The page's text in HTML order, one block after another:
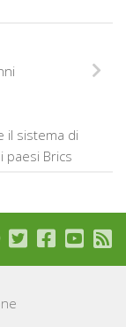
il sistema di
paesi Brics